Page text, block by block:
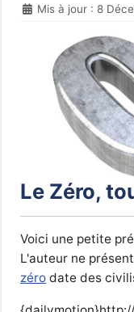
Mis à jour : 8
Le Zéro,
Voici une petite
L'auteur ne
zéro date des